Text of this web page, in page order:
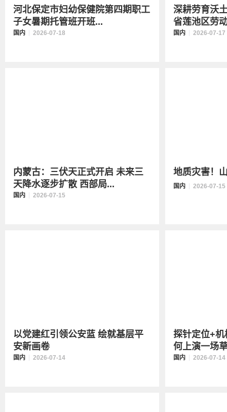
河北保定市妇幼保健院第四期职工
子女暑期托管班开班...
国内 2026-07-18
深耕劳育沃
省莲池区劳
国内 2026-07-17
内蒙古：三伏天正式开启 未来三
天降水逐步扩散 西部局...
国内 2026-07-15
地质灾害！
国内 2026-07-15
以党建红引领公安蓝 绘就基层平
安新画卷
国内 2026-07-14
探针定位+
何上演一场
国内 2026-07-14